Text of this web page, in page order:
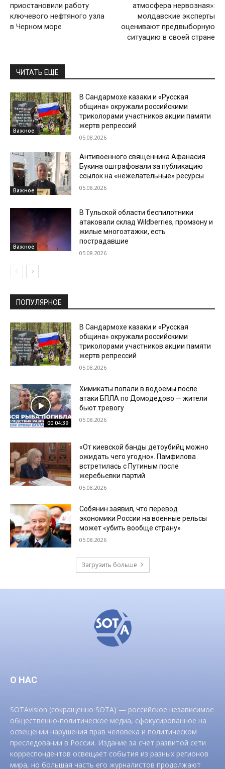
приостановили работу
ключевого нефтяного узла
в Черном море
атмосфера нервозная»:
молдавские эксперты
оценивают предвыборную
ситуацию в своей стране
ЧИТАТЬ ЕЩЕ
Важное
В Сандармохе казаки и «Русская
община» окружали российскими
триколорами участников акции памяти
жертв репрессий
05.08.2026
Важное
Антивоенного священника Афанасия
Букина оштрафовали за публикацию
ссылок на «нежелательные» ресурсы
05.08.2026
Важное
В Тульской области беспилотники
атаковали склад Wildberries, промзону и
жилые многоэтажки, есть
пострадавшие
05.08.2026
ПОПУЛЯРНОЕ
В Сандармохе казаки и «Русская
община» окружали российскими
триколорами участников акции памяти
жертв репрессий
05.08.2026
00:04:39
Химикаты попали в водоемы после
атаки БПЛА по Домодедово — жители
бьют тревогу
05.08.2026
«От киевской банды детоубийц можно
ожидать чего угодно». Памфилова
встретилась с Путиным после
жеребьевки партий
05.08.2026
Собянин заявил, что перевод
экономики России на военные рельсы
может «убить вообще страну»
05.08.2026
Загрузить больше
О НАС
SOTAvision (сокращенно SOTA) — российское независимое
общественно-политическое медиа, сфокусированное на
освещении нарушения прав человека и политическом
преследовании в России. Издание за счет развитой сети
корреспондентов освещает события из разных регионов
мира, но большая часть его журналистов продолжают